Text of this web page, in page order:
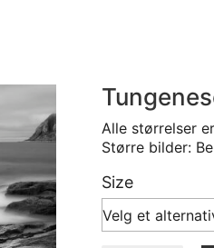
Alle størrelser
Større bilder:
Size
Velg et